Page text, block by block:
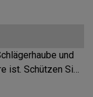
und
ist. Schützen Sie
langlebigen